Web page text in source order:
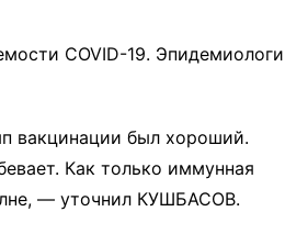
COVID-19. Эпидемиологи
вакцинации был хороший.
Как только иммунная
— уточнил КУШБАСОВ.